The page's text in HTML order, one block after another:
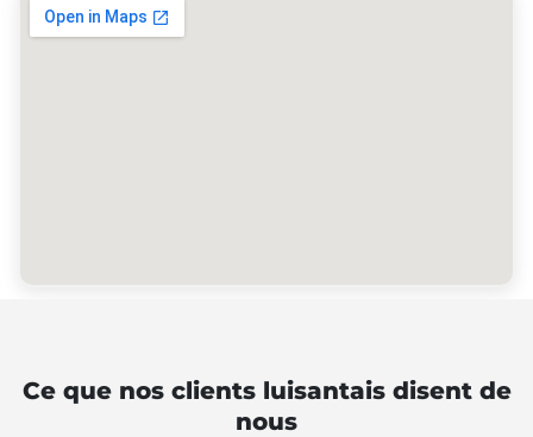
Ce que nos clients luisantais disent de
nous